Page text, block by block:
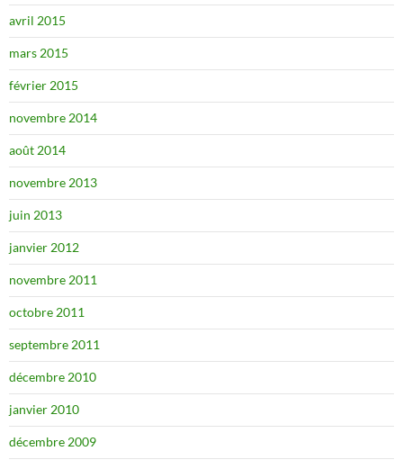
avril 2015
mars 2015
février 2015
novembre 2014
août 2014
novembre 2013
juin 2013
janvier 2012
novembre 2011
octobre 2011
septembre 2011
décembre 2010
janvier 2010
décembre 2009